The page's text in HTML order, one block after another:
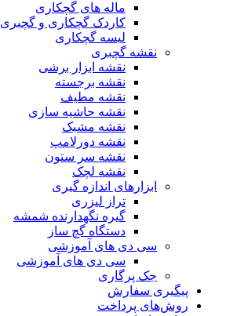
ماله های گچکاری
کاردک گچکاری و گچبری
لیسه گچکاری
نقشه گچبری
نقشه ابزار برشی
نقشه برجسته
نقشه مطیف
نقشه حاشیه سازی
نقشه مشبک
نقشه دورلامپ
نقشه سر ستون
نقشه لچک
ابزارهای اندازه گیری
تراز لیزری
گیره نگهدارنده شمشه
دستگاه گچ ساز
سی دی های آموزشی
سی دی های آموزشی
جک پرگاری
پیگیری سفارش
روش‌های پرداخت